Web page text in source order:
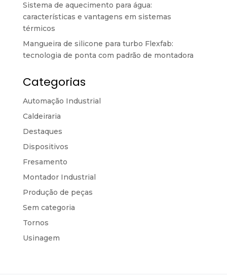
Sistema de aquecimento para água:
características e vantagens em sistemas
térmicos
Mangueira de silicone para turbo Flexfab:
tecnologia de ponta com padrão de montadora
Categorias
Automação Industrial
Caldeiraria
Destaques
Dispositivos
Fresamento
Montador Industrial
Produção de peças
Sem categoria
Tornos
Usinagem